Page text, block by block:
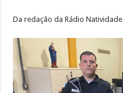
Da redação da Rádio Natividade